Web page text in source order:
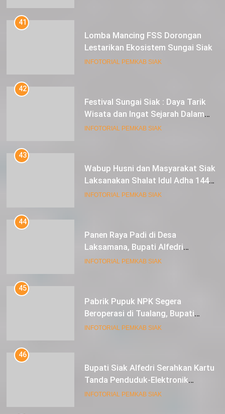
41
Lomba Mancing FSS Dorongan
Lestarikan Ekosistem Sungai Siak
INFOTORIAL PEMKAB SIAK
42
Festival Sungai Siak : Daya Tarik
Wisata dan Ingat Sejarah Dalam
Lestarikan Peradaban
INFOTORIAL PEMKAB SIAK
43
Wabup Husni dan Masyarakat Siak
Laksanakan Shalat Idul Adha 1445
Hijriah di Lapangan Tugu Siak
INFOTORIAL PEMKAB SIAK
44
Panen Raya Padi di Desa
Laksamana, Bupati Alfedri
Serahkan 16 Unit Mesin Pompa Air
INFOTORIAL PEMKAB SIAK
45
Pabrik Pupuk NPK Segera
Beroperasi di Tualang, Bupati
Alfedri Investasi ini Tingkatkan
INFOTORIAL PEMKAB SIAK
46
Bupati Siak Alfedri Serahkan Kartu
Tanda Penduduk-Elektronik
Kepada Pelajar SMK 1 Koto Gasib
INFOTORIAL PEMKAB SIAK